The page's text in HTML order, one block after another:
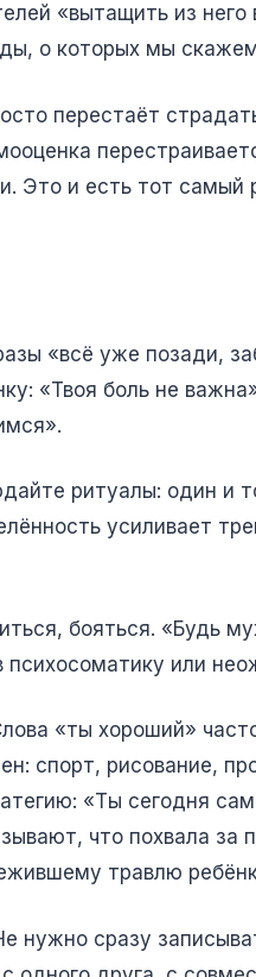
«вытащить из него
о которых мы
перестаёт
Это и есть тот самый
«всё уже позади,
«Твоя боль не
ритуалы: один и
усиливает
бояться. «Будь
психосоматику или
«ты хороший»
спорт, рисование,
«Ты сегодня
что похвала за
травлю
нужно сразу